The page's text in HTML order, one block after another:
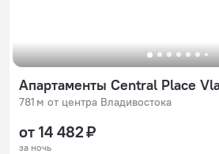
781 м от центра Владивостока
от 14 482 ₽
за ночь